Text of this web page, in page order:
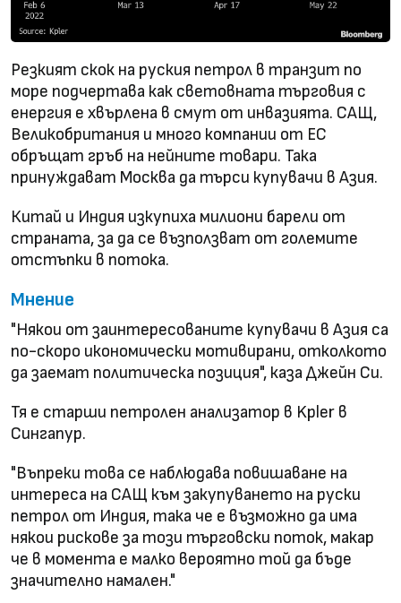
Резкият скок на руския петрол в транзит по
море подчертава как световната търговия с
енергия е хвърлена в смут от инвазията. САЩ,
Великобритания и много компании от ЕС
обръщат гръб на нейните товари. Така
принуждават Москва да търси купувачи в Азия.
Китай и Индия изкупиха милиони барели от
страната, за да се възползват от големите
отстъпки в потока.
Мнение
"Някои от заинтересованите купувачи в Азия са
по-скоро икономически мотивирани, отколкото
да заемат политическа позиция", каза Джейн Си.
Тя е старши петролен анализатор в Kpler в
Сингапур.
"Въпреки това се наблюдава повишаване на
интереса на САЩ към закупуването на руски
петрол от Индия, така че е възможно да има
някои рискове за този търговски поток, макар
че в момента е малко вероятно той да бъде
значително намален."